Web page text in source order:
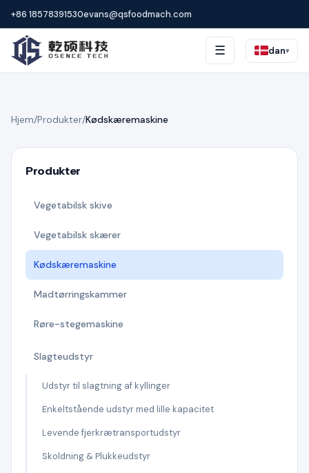
+86 18578391530evans@qsfoodmach.com
☰ dan▾
Hjem/Produkter/Kødskæremaskine
Produkter
Vegetabilsk skive
Vegetabilsk skærer
Kødskæremaskine
Madtørringskammer
Røre-stegemaskine
Slagteudstyr
Udstyr til slagtning af kyllinger
Enkeltstående udstyr med lille kapacitet
Levende fjerkrætransportudstyr
Skoldning & Plukkeudstyr